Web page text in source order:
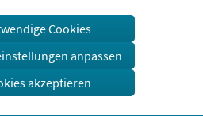
Cookies
anpassen
akzeptieren